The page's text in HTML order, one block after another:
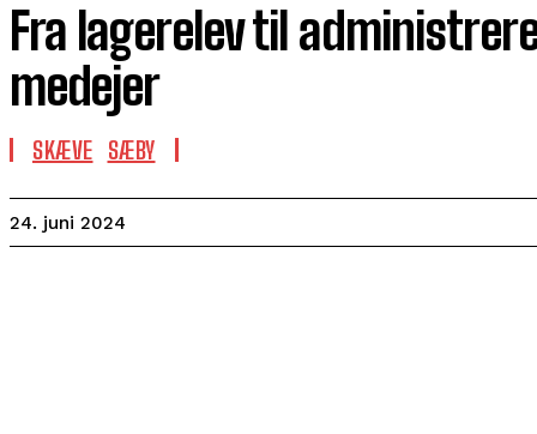
Fra lagerelev til
medejer
SKÆVE SÆBY
24. juni 2024